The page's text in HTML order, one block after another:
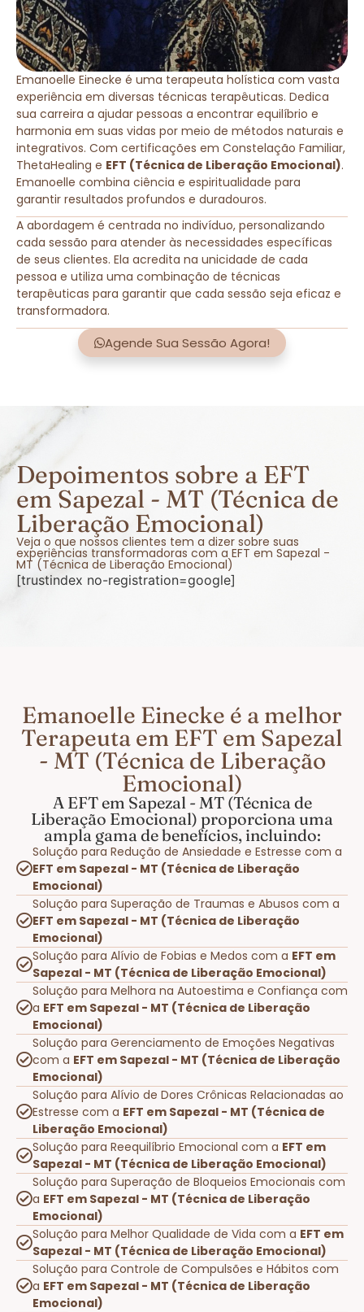
Emanoelle Einecke é uma terapeuta holística com vasta
experiência em diversas técnicas terapêuticas. Dedica
sua carreira a ajudar pessoas a encontrar equilíbrio e
harmonia em suas vidas por meio de métodos naturais e
integrativos. Com certificações em Constelação Familiar,
ThetaHealing e EFT (Técnica de Liberação Emocional).
Emanoelle combina ciência e espiritualidade para
garantir resultados profundos e duradouros.
A abordagem é centrada no indivíduo, personalizando
cada sessão para atender às necessidades específicas
de seus clientes. Ela acredita na unicidade de cada
pessoa e utiliza uma combinação de técnicas
terapêuticas para garantir que cada sessão seja eficaz e
transformadora.
Agende Sua Sessão Agora!
Depoimentos sobre a EFT
em Sapezal - MT (Técnica de
Liberação Emocional)
Veja o que nossos clientes tem a dizer sobre suas
experiências transformadoras com a EFT em Sapezal -
MT (Técnica de Liberação Emocional)
[trustindex no-registration=google]
Emanoelle Einecke é a melhor
Terapeuta em EFT em Sapezal
- MT (Técnica de Liberação
Emocional)
A EFT em Sapezal - MT (Técnica de
Liberação Emocional) proporciona uma
ampla gama de benefícios, incluindo:
Solução para Redução de Ansiedade e Estresse com a
EFT em Sapezal - MT (Técnica de Liberação
Emocional)
Solução para Superação de Traumas e Abusos com a
EFT em Sapezal - MT (Técnica de Liberação
Emocional)
Solução para Alívio de Fobias e Medos com a EFT em
Sapezal - MT (Técnica de Liberação Emocional)
Solução para Melhora na Autoestima e Confiança com
a EFT em Sapezal - MT (Técnica de Liberação
Emocional)
Solução para Gerenciamento de Emoções Negativas
com a EFT em Sapezal - MT (Técnica de Liberação
Emocional)
Solução para Alívio de Dores Crônicas Relacionadas ao
Estresse com a EFT em Sapezal - MT (Técnica de
Liberação Emocional)
Solução para Reequilíbrio Emocional com a EFT em
Sapezal - MT (Técnica de Liberação Emocional)
Solução para Superação de Bloqueios Emocionais com
a EFT em Sapezal - MT (Técnica de Liberação
Emocional)
Solução para Melhor Qualidade de Vida com a EFT em
Sapezal - MT (Técnica de Liberação Emocional)
Solução para Controle de Compulsões e Hábitos com
a EFT em Sapezal - MT (Técnica de Liberação
Emocional)